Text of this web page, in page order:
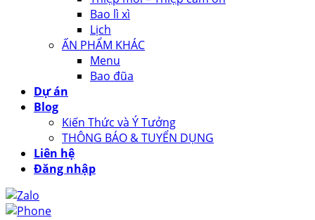
Bao lì xì
Lịch
ẤN PHẨM KHÁC
Menu
Bao đũa
Dự án
Blog
Kiến Thức và Ý Tưởng
THÔNG BÁO & TUYỂN DỤNG
Liên hệ
Đăng nhập